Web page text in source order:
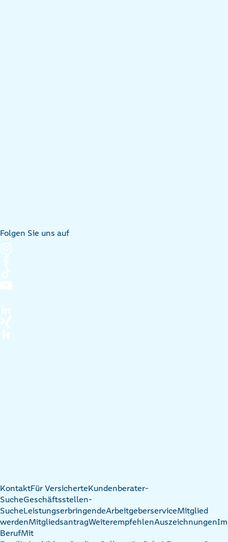
Folgen Sie uns auf
KontaktFür VersicherteKundenberater-
SucheGeschäftsstellen-
SucheLeistungserbringendeArbeitgeberserviceMitglied
werdenMitgliedsantragWeiterempfehlenAuszeichnungenIm
BerufMit